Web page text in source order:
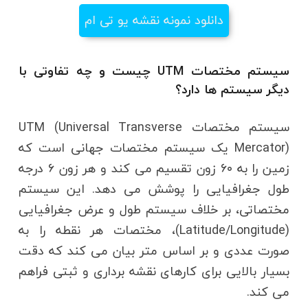
دانلود نمونه نقشه یو تی ام
سیستم مختصات UTM چیست و چه تفاوتی با
دیگر سیستم ها دارد؟
سیستم مختصات UTM (Universal Transverse
Mercator) یک سیستم مختصات جهانی است که
زمین را به ۶۰ زون تقسیم می کند و هر زون ۶ درجه
طول جغرافیایی را پوشش می دهد. این سیستم
مختصاتی، بر خلاف سیستم طول و عرض جغرافیایی
(Latitude/Longitude)، مختصات هر نقطه را به
صورت عددی و بر اساس متر بیان می کند که دقت
بسیار بالایی برای کارهای نقشه برداری و ثبتی فراهم
می کند.